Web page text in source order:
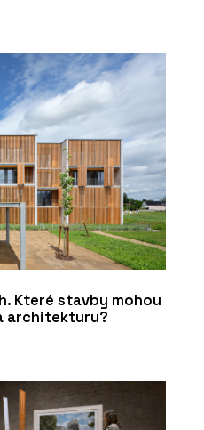
Které stavby mohou
architekturu?